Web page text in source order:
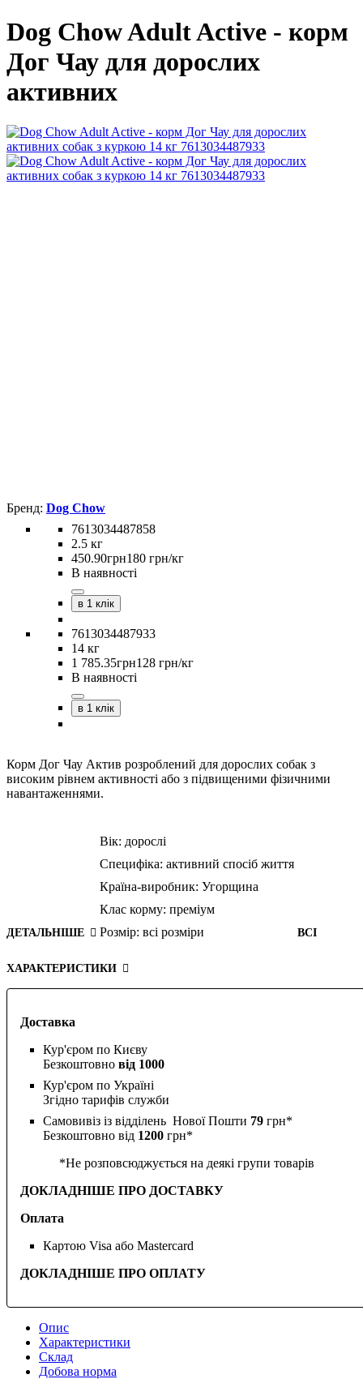
Dog Chow Adult Active - корм
Дог Чау для дорослих
активних
Доставка
Кур'єром по Києву
Безкоштовно від 1000
Кур'єром по Україні
Згідно тарифів служби
Самовивіз із відділень Нової Пошти 79 грн*
Безкоштовно від 1200 грн*
*Не розповсюджується на деякі групи товарів
ДОКЛАДНІШЕ ПРО ДОСТАВКУ
Оплата
Картою Visa або Mastercard
ДОКЛАДНІШЕ ПРО ОПЛАТУ
Dog Chow
7613034487858
2.5 кг
450.90грн180 грн/кг
В наявності
в 1 клік
7613034487933
14 кг
1 785.35грн128 грн/кг
В наявності
в 1 клік
Корм Дог Чау Актив розроблений для дорослих собак з
високим рівнем активності або з підвищеними фізичними
навантаженнями.
ДЕТАЛЬНІШЕ
Вік: дорослі
Специфіка: активний спосіб життя
Країна-виробник: Угорщина
Клас корму: преміум
Розмір: всі розміри ВСІ
ХАРАКТЕРИСТИКИ
Опис
Характеристики
Склад
Добова норма